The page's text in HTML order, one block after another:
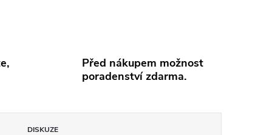
Před nákupem možnost
poradenství zdarma.
DISKUZE